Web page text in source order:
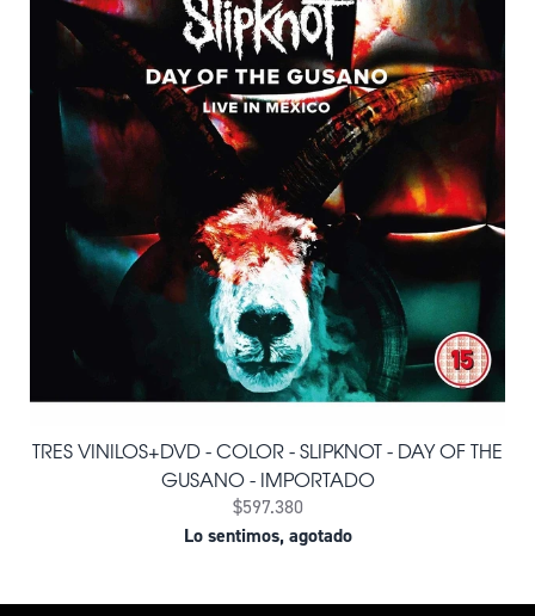
TRES VINILOS+DVD - COLOR - SLIPKNOT - DAY OF THE
GUSANO - IMPORTADO
$597.380
Lo sentimos, agotado